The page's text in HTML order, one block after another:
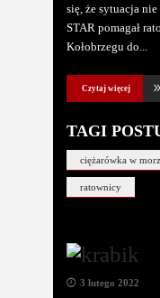
się, że sytuacja
STAR pomagał
Kołobrzegu do
Czytaj więcej
TAGI
ciężarówka w
ratownicy
3 lutego 2022